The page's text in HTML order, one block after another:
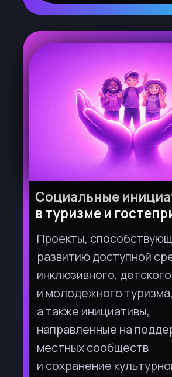
туристских продуктов
и территорий
Креативные маркетинговые
кампании, PR-стратегии,
брендинг территорий, создание
качественного контента
и использование современных
медиа-инструментов
для повышения узнаваемости
туристских дестинаций.
ПОДАТЬ ЗАЯВКУ НА ЛЮБУЮ
Этапы конкурса
Пройдите путь от идеи до успешной
реализации вашего проекта вместе